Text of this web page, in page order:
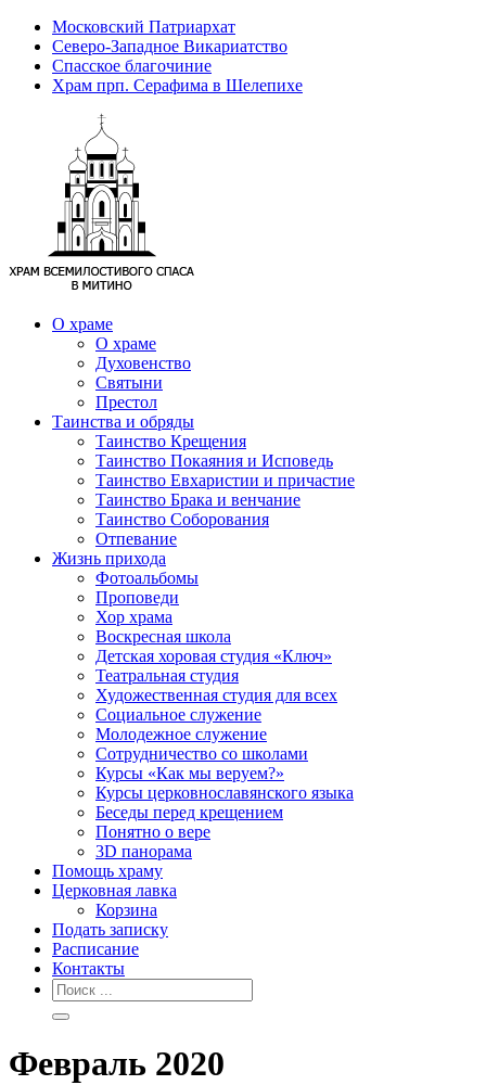
Московский Патриархат
Северо-Западное Викариатство
Спасское благочиние
Храм прп. Серафима в Шелепихе
О храме
О храме
Духовенство
Святыни
Престол
Таинства и обряды
Таинство Крещения
Таинство Покаяния и Исповедь
Таинство Евхаристии и причастие
Таинство Брака и венчание
Таинство Соборования
Отпевание
Жизнь прихода
Фотоальбомы
Проповеди
Хор храма
Воскресная школа
Детская хоровая студия «Ключ»
Театральная студия
Х​удожественная студия для всех
Социальное служение
Молодежное служение
Сотрудничество со школами
Курсы «Как мы веруем?»
Курсы церковнославянского языка
Беседы перед крещением
Понятно о вере
3D панорама
Помощь храму
Церковная лавка
Корзина
Подать записку
Расписание
Контакты
Февраль 2020